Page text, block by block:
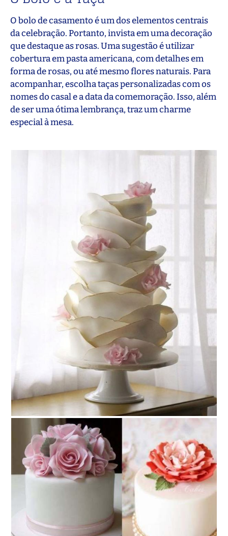
O bolo de casamento é um dos elementos centrais
da celebração. Portanto, invista em uma decoração
que destaque as rosas. Uma sugestão é utilizar
cobertura em pasta americana, com detalhes em
forma de rosas, ou até mesmo flores naturais. Para
acompanhar, escolha taças personalizadas com os
nomes do casal e a data da comemoração. Isso, além
de ser uma ótima lembrança, traz um charme
especial à mesa.